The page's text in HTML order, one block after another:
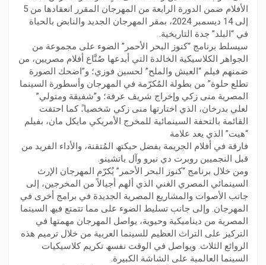
الأفلام ضمن الدورة الرابعة من المھرجان المقرر انعقادھا من 5
إلى 14 دیسمبر 2024، بمقر المھرجان الجدید والنابض بالحیاة
في “البلد” جدة التاریخیة.
سیسلط برنامج “كنوز البحر الأحمر” الضوء على مجموعة من
الجواھر الكلاسیكیة الخالدة التي أبدعھا صُنَّاع أفلام مصریین، من
ضمنھم فیلم “العیش والملح” لحسین فوزي؛ و”اضحك الصورة
تطلع حلوة” من بطولة المُكرّمة في المھرجان وأسطورة السینما
المصریة منى زكي وإخراج شریف عرفة؛ و”شفیقة ومتولي”
لعلي بدرخان، الذي اختارتھا منى زكي شخصیا.ً كما احتفت
القائمة بالتحفة السینمائیة للمخرج الأمریكي مایكل مان، بفیلم
“ھیت” الذي یعد علامة
فارقة في أفلام الجریمة بفضل حبكتھ المُتقنة، والأداء الفرید من
قبل النجمیین روبرت دي نیرو وآل باتشینو.
ومن خلال برنامج “كنوز البحر الأحمر” یُكرّم المھرجان الإرث
السینمائي المصري الغني الذي ألھم أجیالاً من المخرجین، إلى
جانب الأصوات والمشاریع المصریة الجدیدة في برامج أخرى في
المھرجان. وإلى جانب تسلیط الضوء على مما تتمتع فیھ السینما
المصریة من دینامیكیة وحیویة، یواصل المھرجان مھمتھا في
التركیز على التراث العظیم للسینما العربیة من خلال ترمیم ھذه
الروائع الثلاث. ویواصل في الوقت نفسھ تكریم كلاسیكیات
السینما العالمیة على الشاشة الكبیرة.